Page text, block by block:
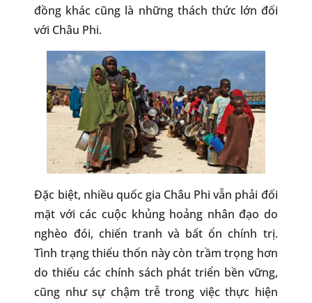
đồng khác cũng là những thách thức lớn đối
với Châu Phi.
Đặc biệt, nhiều quốc gia Châu Phi vẫn phải đối
mặt với các cuộc khủng hoảng nhân đạo do
nghèo đói, chiến tranh và bất ổn chính trị.
Tình trạng thiếu thốn này còn trầm trọng hơn
do thiếu các chính sách phát triển bền vững,
cũng như sự chậm trễ trong việc thực hiện